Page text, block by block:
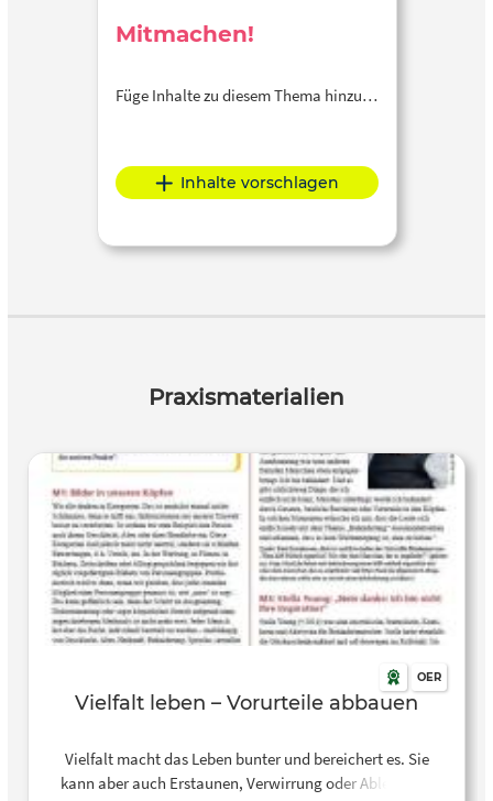
Mitmachen!
Füge Inhalte zu diesem Thema hinzu…
Inhalte vorschlagen
Praxismaterialien
OER
Vielfalt leben – Vorurteile abbauen
Vielfalt macht das Leben bunter und bereichert es. Sie
kann aber auch Erstaunen, Verwirrung oder Ablehnung